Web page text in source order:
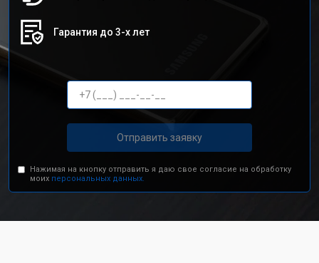
Гарантия до 3-х лет
Отправить заявку
Нажимая на кнопку отправить я даю свое согласие на обработку
моих персональных данных.